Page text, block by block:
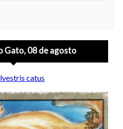
Gato, 08 de agosto
catus